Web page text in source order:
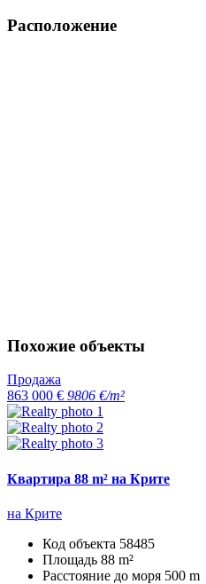
Расположение
Похожие объекты
Продажа
863 000 € 9806 €/m²
Квартира 88 m² на Крите
на Крите
Код объекта 58485
Площадь 88 m²
Расстояние до моря 500 m